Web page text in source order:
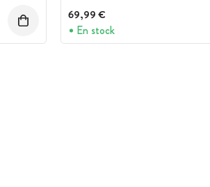
69,99 €
En stock